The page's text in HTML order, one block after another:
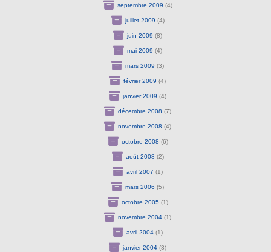
septembre 2009 (4)
juillet 2009 (4)
juin 2009 (8)
mai 2009 (4)
mars 2009 (3)
février 2009 (4)
janvier 2009 (4)
décembre 2008 (7)
novembre 2008 (4)
octobre 2008 (6)
août 2008 (2)
avril 2007 (1)
mars 2006 (5)
octobre 2005 (1)
novembre 2004 (1)
avril 2004 (1)
janvier 2004 (3)